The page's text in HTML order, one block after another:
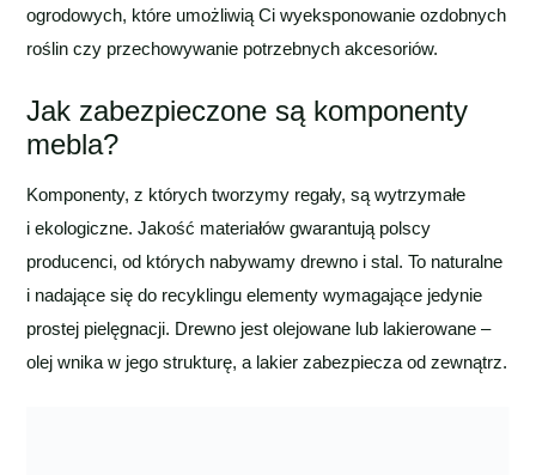
ogrodowych, które umożliwią Ci wyeksponowanie ozdobnych
roślin czy przechowywanie potrzebnych akcesoriów.
Jak zabezpieczone są komponenty
mebla?
Komponenty, z których tworzymy regały, są wytrzymałe
i ekologiczne. Jakość materiałów gwarantują polscy
producenci, od których nabywamy drewno i stal. To naturalne
i nadające się do recyklingu elementy wymagające jedynie
prostej pielęgnacji. Drewno jest olejowane lub lakierowane –
olej wnika w jego strukturę, a lakier zabezpiecza od zewnątrz.